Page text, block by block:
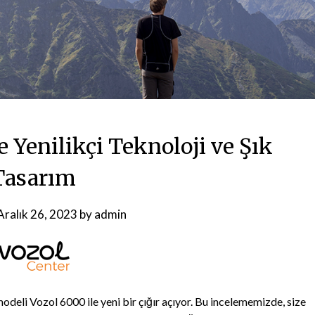
Yenilikçi Teknoloji ve Şık
26, 2023 byadmin
Vozol 6000 ile yeni bir çığır açıyor. Bu incelememizde, size